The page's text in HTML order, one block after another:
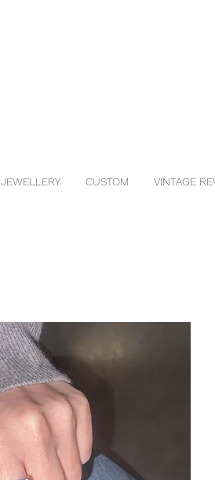
JEWELLERY CUSTOM VINTAGE